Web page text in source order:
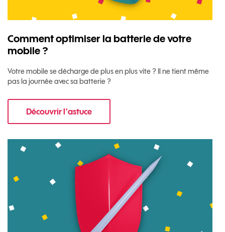
Comment optimiser la batterie de votre
mobile ?
Votre mobile se décharge de plus en plus vite ? Il ne tient même
pas la journée avec sa batterie ?
Découvrir l'astucepour Comment optimiser la batterie de